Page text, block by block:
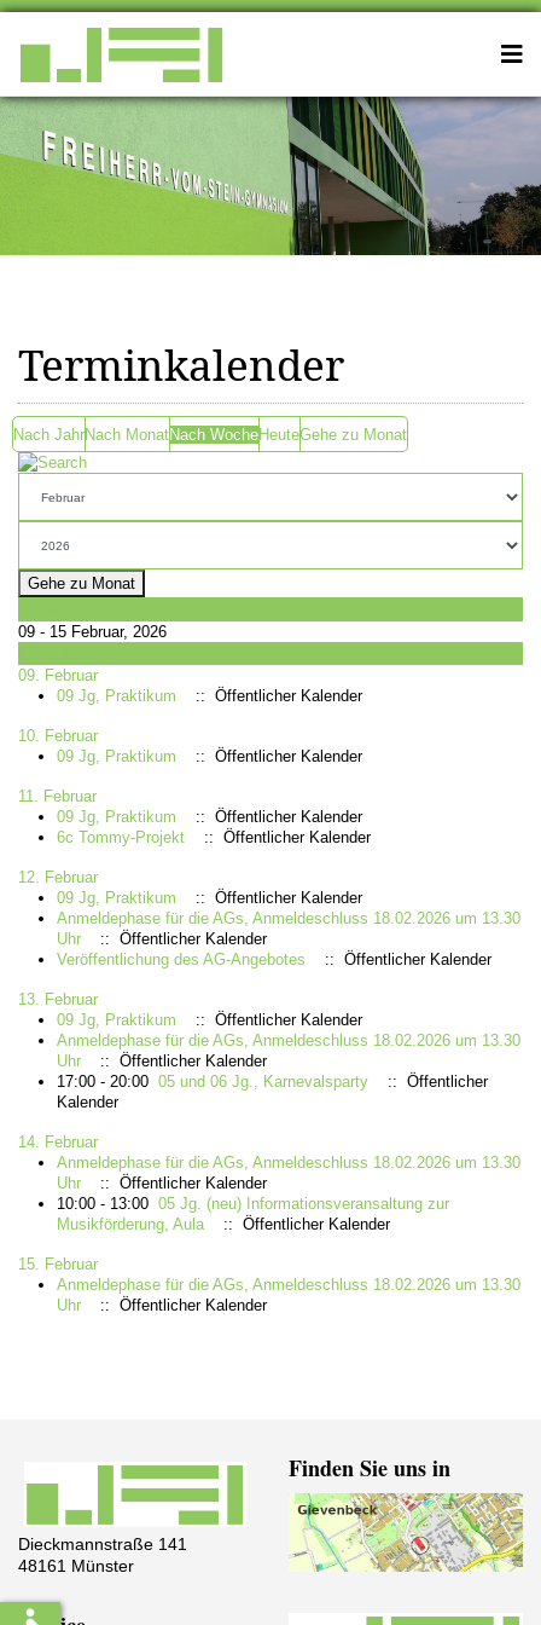
Terminkalender
Nach JahrNach MonatNach WocheHeuteGehe zu Monat
Gehe zu Monat
09 - 15 Februar, 2026
09. Februar
09 Jg, Praktikum
:: Öffentlicher Kalender
10. Februar
09 Jg, Praktikum
:: Öffentlicher Kalender
11. Februar
09 Jg, Praktikum
:: Öffentlicher Kalender
6c Tommy-Projekt
:: Öffentlicher Kalender
12. Februar
09 Jg, Praktikum
:: Öffentlicher Kalender
Anmeldephase für die AGs, Anmeldeschluss 18.02.2026 um 13.30
Uhr
:: Öffentlicher Kalender
Veröffentlichung des AG-Angebotes
:: Öffentlicher Kalender
13. Februar
09 Jg, Praktikum
:: Öffentlicher Kalender
Anmeldephase für die AGs, Anmeldeschluss 18.02.2026 um 13.30
Uhr
:: Öffentlicher Kalender
17:00 - 20:00 05 und 06 Jg., Karnevalsparty
:: Öffentlicher
Kalender
14. Februar
Anmeldephase für die AGs, Anmeldeschluss 18.02.2026 um 13.30
Uhr
:: Öffentlicher Kalender
10:00 - 13:00 05 Jg. (neu) Informationsveransaltung zur
Musikförderung, Aula
:: Öffentlicher Kalender
15. Februar
Anmeldephase für die AGs, Anmeldeschluss 18.02.2026 um 13.30
Uhr
:: Öffentlicher Kalender
Dieckmannstraße 141
48161 Münster
Finden Sie uns in